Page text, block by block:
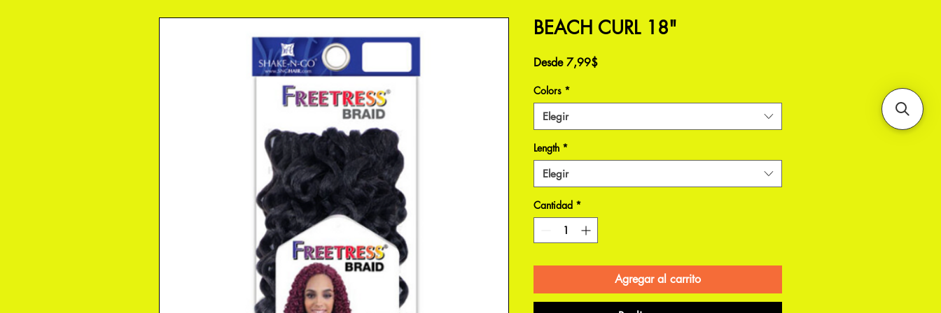
BEACH CURL 18"
Desde7,99$Precio
Colors *
Elegir
Length *
Elegir
Cantidad *
Agregar al carrito